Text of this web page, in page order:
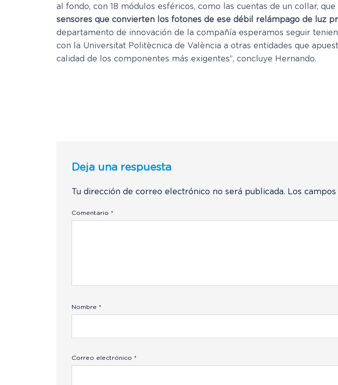
al fondo, con 18 módulos esféricos, como las cuentas de un collar,
sensores que convierten los fotones de ese débil relámpago de luz
departamento de innovación de la compañía esperamos seguir
con la Universitat Politècnica de València a otras entidades que
calidad de los componentes más exigentes”, concluye Hernando.
Deja una respuesta
Tu dirección de correo electrónico no será publicada. Los
Comentario *
Nombre *
Correo electrónico *